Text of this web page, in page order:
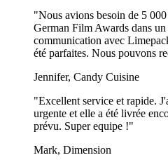
"Nous avions besoin de 5
German Film Awards dans
communication avec
été parfaites. Nous pouvons
Jennifer, Candy Cuisine
"Excellent service et rapide.
urgente et elle a été livrée
prévu. Super equipe !"
Mark, Dimension